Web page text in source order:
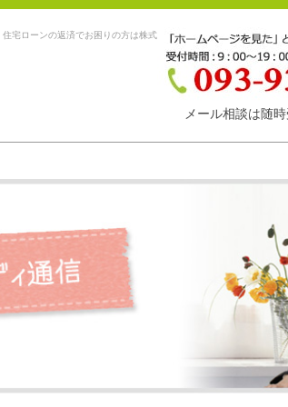
宅ローンの返済でお困りの方は株式
メール相談は随